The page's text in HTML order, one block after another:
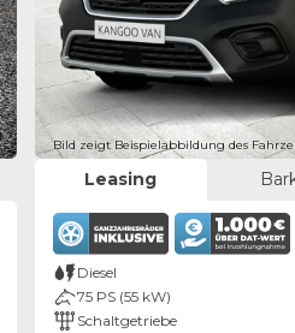
Bild zeigt Beispielabbildung des
Leasing
Diesel
75 PS (55 kW)
Schaltgetriebe